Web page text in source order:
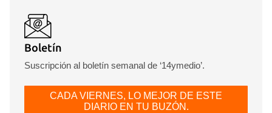
Boletín
Suscripción al boletín semanal de ‘14ymedio’.
CADA VIERNES, LO MEJOR DE ESTE
DIARIO EN TU BUZÓN.